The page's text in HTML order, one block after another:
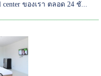
ของเรา ตลอด 24 ชั...